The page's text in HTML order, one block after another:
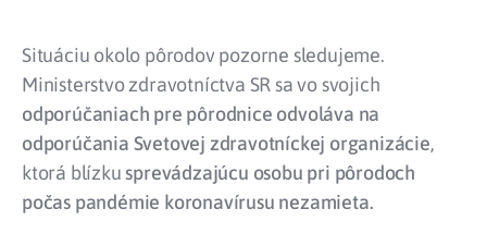
Situáciu okolo pôrodov pozorne sledujeme.
Ministerstvo zdravotníctva SR sa vo svojich
odporúčaniach pre pôrodnice odvoláva na
odporúčania Svetovej zdravotníckej organizácie,
ktorá blízkusprevádzajúcu osobu pri pôrodoch
počas pandémie koronavírusu nezamieta.